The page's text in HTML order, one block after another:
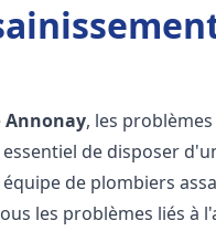
Annonay, les
de disposer
de plombiers
les problèmes liés à